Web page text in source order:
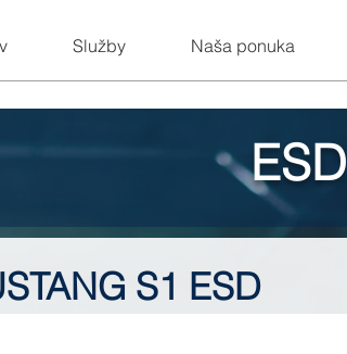
Služby Naša ponuka
ESD
S1 ESD